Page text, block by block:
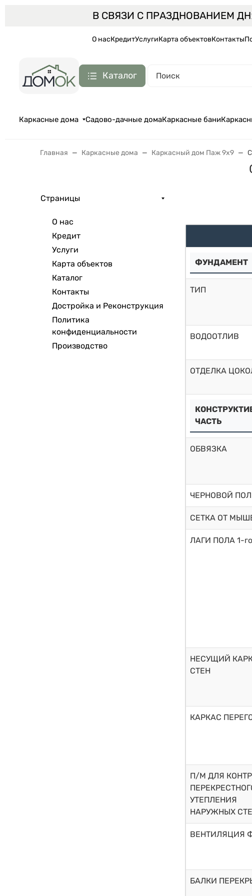
В СВЯЗИ С ПРАЗДНОВАНИЕМ
О насКредитУслугиКарта объектовКонтакты
Каталог
Каркасные дома Садово-дачные домаКаркасные бани
Главная Каркасные дома Каркасный дом Паж 9x9
Страницы
О нас
Кредит
Услуги
Карта объектов
Каталог
Контакты
Достройка и Реконструкция
Политика
конфиденциальности
Производство
ФУНДАМЕНТ
ТИП
ВОДООТЛИВ
ОТДЕЛКА
ЧАСТЬ
ОБВЯЗКА
ЧЕРНОВОЙ ПОЛ
СЕТКА ОТ
ЛАГИ ПОЛА 1-
НЕСУЩИЙ
СТЕН
КАРКАС
П/М ДЛЯ
УТЕПЛЕНИЯ
НАРУЖНЫХ
ВЕНТИЛЯЦИЯ
БАЛКИ